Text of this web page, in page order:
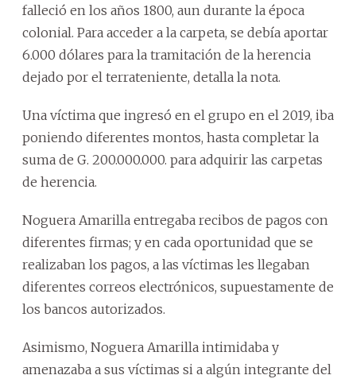
falleció en los años 1800, aun durante la época
colonial. Para acceder a la carpeta, se debía aportar
6.000 dólares para la tramitación de la herencia
dejado por el terrateniente, detalla la nota.
Una víctima que ingresó en el grupo en el 2019, iba
poniendo diferentes montos, hasta completar la
suma de G. 200.000.000. para adquirir las carpetas
de herencia.
Noguera Amarilla entregaba recibos de pagos con
diferentes firmas; y en cada oportunidad que se
realizaban los pagos, a las víctimas les llegaban
diferentes correos electrónicos, supuestamente de
los bancos autorizados.
Asimismo, Noguera Amarilla intimidaba y
amenazaba a sus víctimas si a algún integrante del